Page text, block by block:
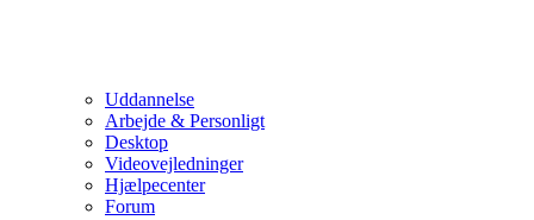
Uddannelse
Arbejde & Personligt
Desktop
Videovejledninger
Hjælpecenter
Forum